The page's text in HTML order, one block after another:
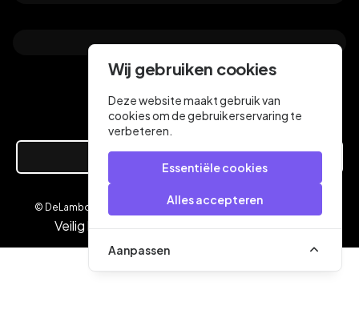
Hier de overeenkomst ontbinden
© DeLamboyVloeren.nl 2026 een webshop van
Veilig betalen met
Wij gebruiken cookies
Deze website maakt gebruik van
cookies om de gebruikerservaring te
verbeteren.
Essentiële cookies
Alles accepteren
Aanpassen